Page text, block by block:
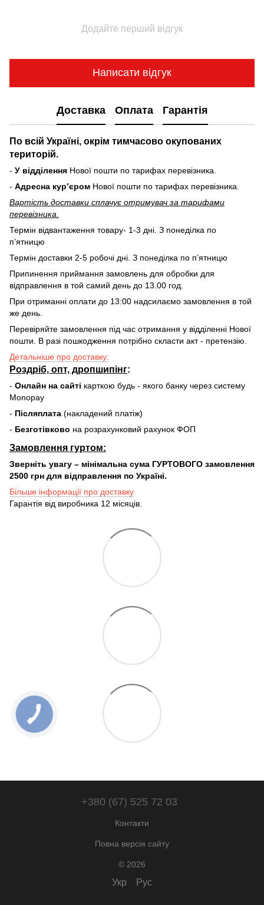
Додайте перший відгук
Написати відгук
Доставка Оплата Гарантія
По всій Україні, окрім тимчасово окупованих
територій.
- У відділення Нової пошти по тарифах перевізника.
- Адресна курʼєром Нової пошти по тарифах перевізника.
Вартість доставки cплачує отримувач за тарифами
перевізника.
Термін відвантаження товару- 1-3 дні. З понеділка по
пʼятницю
Термін доставки 2-5 робочі дні. З понеділка по пʼятницю
Припинення приймання замовлень для обробки для
відправлення в той самий день до 13.00 год.
При отриманні оплати до 13:00 надсилаємо замовлення в той
же день.
Перевіряйте замовлення під час отримання у відділенні Нової
пошти. В разі пошкодження потрібно скласти акт - претензію.
Детальніше про доставку:
Роздріб, опт, дропшипінг:
- Онлайн на сайті карткою будь - якого банку через систему
Monopay
- Післяплата (накладений платіж)
- Безготівково на розрахунковий рахунок ФОП
Замовлення гуртом:
Зверніть увагу – мінімальна сума ГУРТОВОГО замовлення
2500 грн для відправлення по Україні.
Більше інформації про доставку
Гарантія від виробника 12 місяців.
+380 (67) 525 72 03
Контакти
Повна версія сайту
© 2026
Укр Рус